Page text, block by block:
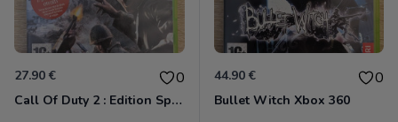
27.90 € 0
Call Of Duty 2 : Edition Spéciale Xbox 360 GOTY
44.90 € 0
Bullet Witch Xbox 360